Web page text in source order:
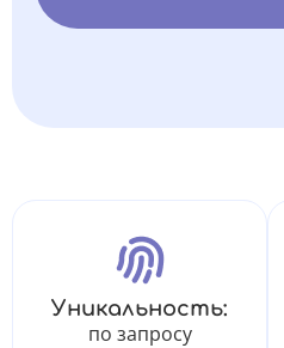
Уникальность:
по запросу